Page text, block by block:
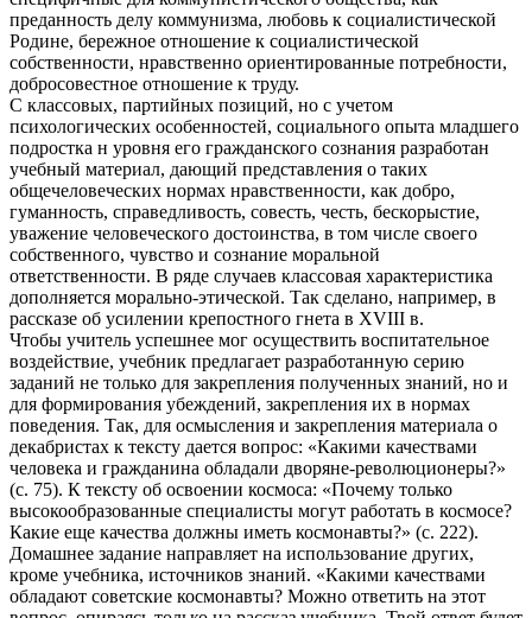
преданность делу коммунизма, любовь к социалистической
Родине, бережное отношение к социалистической
собственности, нравственно ориентированные потребности,
добросовестное отношение к труду.
С классовых, партийных позиций, но с учетом
психологических особенностей, социального опыта младшего
подростка н уровня его гражданского сознания разработан
учебный материал, дающий представления о таких
общечеловеческих нормах нравственности, как добро,
гуманность, справедливость, совесть, честь, бескорыстие,
уважение человеческого достоинства, в том числе своего
собственного, чувство и сознание моральной
ответственности. В ряде случаев классовая характеристика
дополняется морально-этической. Так сделано, например, в
рассказе об усилении крепостного гнета в XVIII в.
Чтобы учитель успешнее мог осуществить воспитательное
воздействие, учебник предлагает разработанную серию
заданий не только для закрепления полученных знаний, но и
для формирования убеждений, закрепления их в нормах
поведения. Так, для осмысления и закрепления материала о
декабристах к тексту дается вопрос: «Какими качествами
человека и гражданина обладали дворяне-революционеры?»
(с. 75). К тексту об освоении космоса: «Почему только
высокообразованные специалисты могут работать в космосе?
Какие еще качества должны иметь космонавты?» (с. 222).
Домашнее задание направляет на использование других,
кроме учебника, источников знаний. «Какими качествами
обладают советские космонавты? Можно ответить на этот